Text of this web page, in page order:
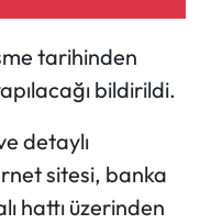
tarihinden
bildirildi.
detaylı
sitesi, banka
hattı üzerinden